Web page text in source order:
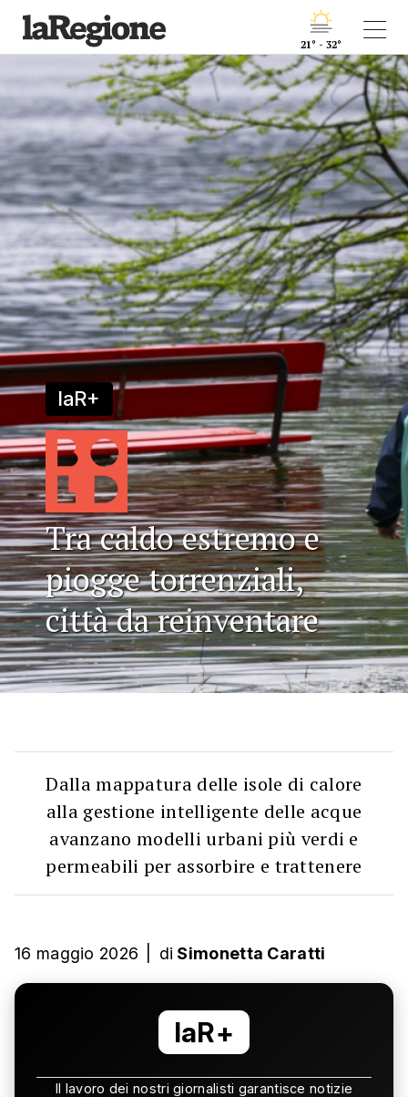
21° - 32°
laR+
Tra caldo estremo e
piogge torrenziali,
città da reinventare
Dalla mappatura delle isole di calore
alla gestione intelligente delle acque
avanzano modelli urbani più verdi e
permeabili per assorbire e trattenere
16 maggio 2026 di Simonetta Caratti
laR+
Il lavoro dei nostri giornalisti garantisce notizie